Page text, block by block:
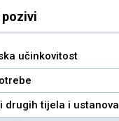
učinkovitost
drugih tijela i ustanova